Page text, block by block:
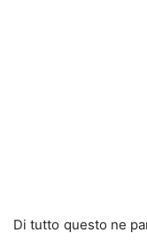
Di tutto questo ne